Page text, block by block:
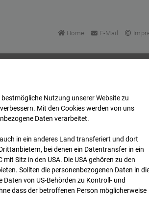
Home E-Mail
05 06 16:20
Nutzung unserer Website zu
Mit den Cookies werden von uns
Daten verarbeitet.
in ein anderes Land transferiert und dort
bei denen ein Datentransfer in ein
Sitz in den USA. Die USA gehören zu den
Sollten die personenbezogenen Daten in
Daten von US-Behörden zu Kontroll- und
dass der betroffenen Person möglicherweise